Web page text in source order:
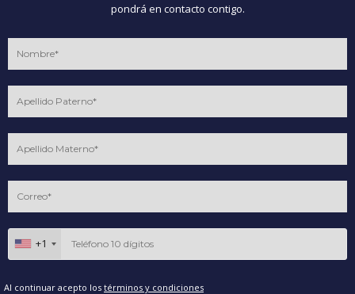
pondrá en contacto contigo.
+1
Al continuar acepto los términos y condiciones